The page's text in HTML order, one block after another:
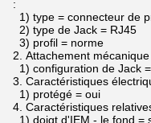
1) type = connecteur de
2) type de Jack = RJ45
3) profil = norme
2. Attachement mécanique
1) configuration de Jack
3. Caractéristiques
1) protégé = oui
4. Caractéristiques
1) doigt d'IEM - le fond =